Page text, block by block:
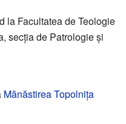
la Facultatea de Teologie
secția de Patrologie și
Mănăstirea Topolnița